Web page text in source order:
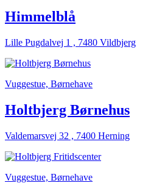
Himmelblå
Lille Pugdalvej 1 , 7480 Vildbjerg
Vuggestue, Børnehave
Holtbjerg Børnehus
Valdemarsvej 32 , 7400 Herning
Vuggestue, Børnehave